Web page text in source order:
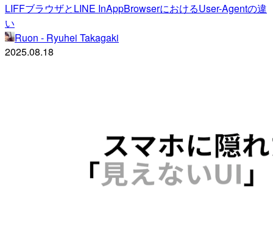
LIFFブラウザとLINE InAppBrowserにおけるUser-Agentの違
い
Ruon - Ryuhei Takagaki
2025.08.18